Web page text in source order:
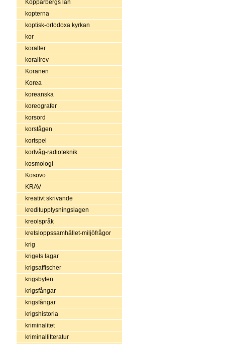
Kopparbergs län
kopterna
koptisk-ortodoxa kyrkan
kor
koraller
korallrev
Koranen
Korea
koreanska
koreografer
korsord
korstågen
kortspel
kortvåg-radioteknik
kosmologi
Kosovo
KRAV
kreativt skrivande
kreditupplysningslagen
kreolspråk
kretsloppssamhället-miljöfrågor
krig
krigets lagar
krigsaffischer
krigsbyten
krigsfångar
krigsfångar
krigshistoria
kriminalitet
kriminallitteratur